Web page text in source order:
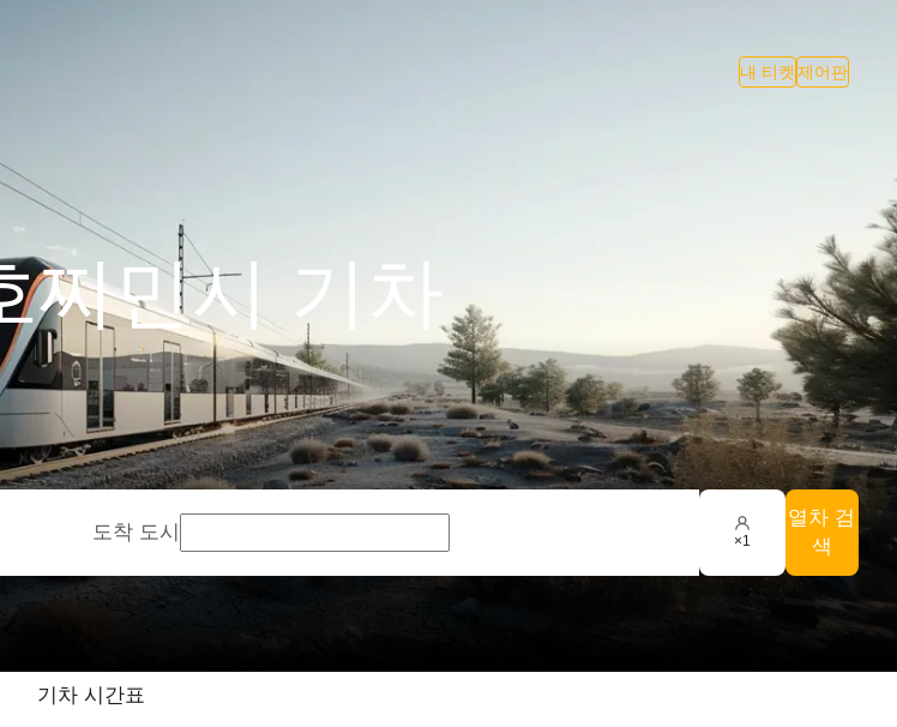
내 티켓 제어판
찌민시 기차
도착 도시 ×1
열차 검
색
기차 시간표